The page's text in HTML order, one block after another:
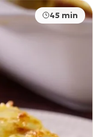
45 min